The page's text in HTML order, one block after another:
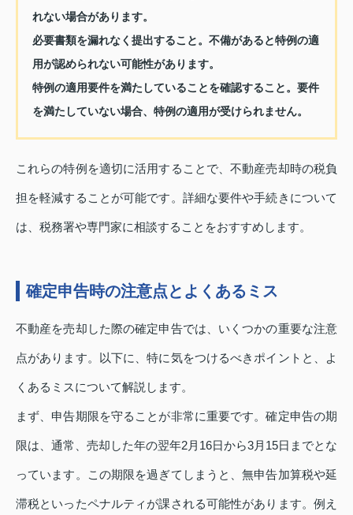
れない場合があります。
必要書類を漏れなく提出すること。不備があると特例の適
用が認められない可能性があります。
特例の適用要件を満たしていることを確認すること。要件
を満たしていない場合、特例の適用が受けられません。
これらの特例を適切に活用することで、不動産売却時の税負
担を軽減することが可能です。詳細な要件や手続きについて
は、税務署や専門家に相談することをおすすめします。
確定申告時の注意点とよくあるミス
不動産を売却した際の確定申告では、いくつかの重要な注意
点があります。以下に、特に気をつけるべきポイントと、よ
くあるミスについて解説します。
まず、申告期限を守ることが非常に重要です。確定申告の期
限は、通常、売却した年の翌年2月16日から3月15日までとな
っています。この期限を過ぎてしまうと、無申告加算税や延
滞税といったペナルティが課される可能性があります。例え